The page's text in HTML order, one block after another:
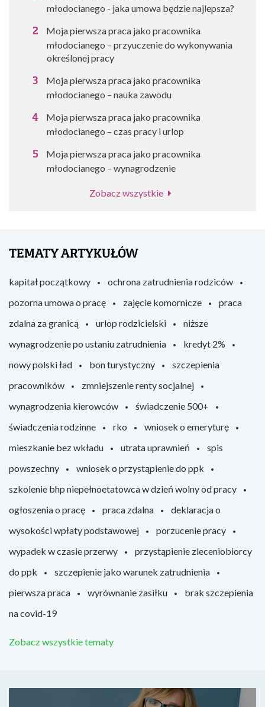
młodocianego - jaka umowa będzie najlepsza?
Moja pierwsza praca jako pracownika
młodocianego – przyuczenie do wykonywania
określonej pracy
Moja pierwsza praca jako pracownika
młodocianego – nauka zawodu
Moja pierwsza praca jako pracownika
młodocianego – czas pracy i urlop
Moja pierwsza praca jako pracownika
młodocianego – wynagrodzenie
Zobacz wszystkie
TEMATY ARTYKUŁÓW
kapitał początkowy
ochrona zatrudnienia rodziców
pozorna umowa o pracę
zajęcie komornicze
praca
zdalna za granicą
urlop rodzicielski
niższe
wynagrodzenie po ustaniu zatrudnienia
kredyt 2%
nowy polski ład
bon turystyczny
szczepienia
pracowników
zmniejszenie renty socjalnej
wynagrodzenia kierowców
świadczenie 500+
świadczenia rodzinne
rko
wniosek o emeryturę
mieszkanie bez wkładu
utrata uprawnień
spis
powszechny
wniosek o przystąpienie do ppk
szkolenie bhp niepełnoetatowca w dzień wolny od pracy
ogłoszenia o pracę
praca zdalna
deklaracja o
wysokości wpłaty podstawowej
porzucenie pracy
wypadek w czasie przerwy
przystąpienie zleceniobiorcy
do ppk
szczepienie jako warunek zatrudnienia
pierwsza praca
wyrównanie zasiłku
brak szczepienia
na covid-19
Zobacz wszystkie tematy